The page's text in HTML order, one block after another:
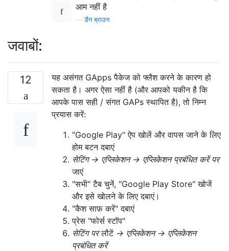
आम नहीं है
—डैन ब्राउन
जवाबों:
12
यह असंगत GApps पैकेज को फ्लैश करने के कारण हो
सकता है। अगर ऐसा नहीं है (और आपको यकीन है कि
आपके पास सही / संगत GAPs स्थापित है), तो निम्न
प्रयास करें:
"Google Play" ऐप खोलें और वापस जाने के लिए
होम बटन दबाएं
सेटिंग → एप्लिकेशन → एप्लिकेशन प्रबंधित करें पर
जाएं
"सभी" टैब चुनें, "Google Play Store" खोजें
और इसे खोलने के लिए दबाएं।
"कैश साफ़ करें" दबाएं
प्रेस "फोर्स स्टॉप"
सेटिंग परलौटें → एप्लिकेशन → एप्लिकेशन
प्रबंधित करें